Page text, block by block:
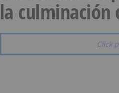
la culminación
Click